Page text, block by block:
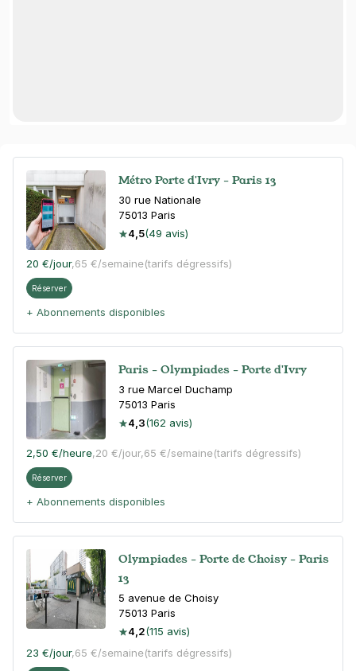
Métro Porte d'Ivry - Paris 13
30 rue Nationale
75013 Paris
4,5(49 avis)
20 €/jour,65 €/semaine(tarifs dégressifs)
Réserver
+ Abonnements disponibles
Paris - Olympiades - Porte d'Ivry
3 rue Marcel Duchamp
75013 Paris
4,3(162 avis)
2,50 €/heure,20 €/jour,65 €/semaine(tarifs dégressifs)
Réserver
+ Abonnements disponibles
Olympiades - Porte de Choisy - Paris
13
5 avenue de Choisy
75013 Paris
4,2(115 avis)
23 €/jour,65 €/semaine(tarifs dégressifs)